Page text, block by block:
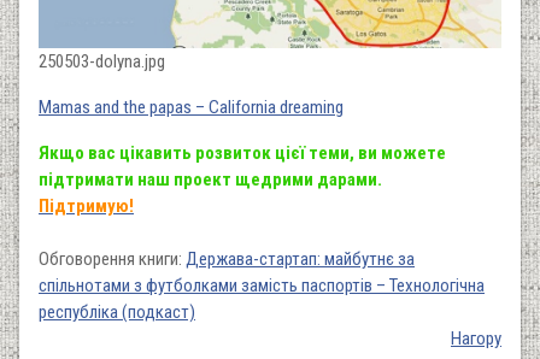
250503-dolyna.jpg
Mamas and the papas – California dreaming
Якщо вас цікавить розвиток цієї теми, ви можете
підтримати наш проект щедрими дарами.
Підтримую!
Обговорення книги: Держава-стартап: майбутнє за
спільнотами з футболками замість паспортів – Технологічна
республіка (подкаст)
Нагору